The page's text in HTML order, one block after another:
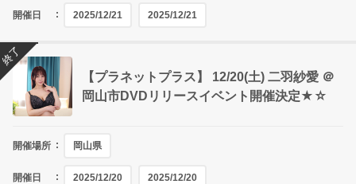
開催日 2025/12/21 2025/12/21
【プラネットプラス】 12/20(土) 二羽紗愛 ＠
岡山市DVDリリースイベント開催決定★☆
開催場所 岡山県
開催日 2025/12/20 2025/12/20
終了